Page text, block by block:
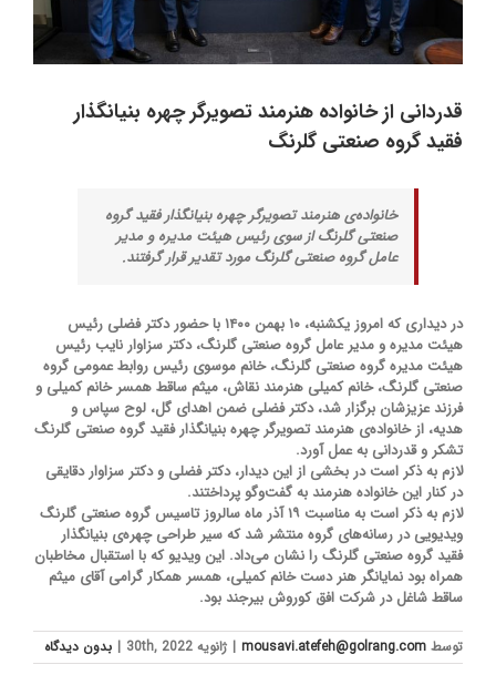
قدردانی از خانواده هنرمند تصویرگر چهره بنیانگذار
فقید گروه صنعتی گلرنگ
خانواده‌ی هنرمند تصویرگر چهره بنیانگذار فقید گروه
صنعتی گلرنگ از سوی رئیس هیئت مدیره و مدیر
عامل گروه صنعتی گلرنگ مورد تقدیر قرار گرفتند.
در دیداری که امروز یکشنبه، ۱۰ بهمن ۱۴۰۰ با حضور دکتر فضلی رئیس
هیئت مدیره و مدیر عامل گروه صنعتی گلرنگ، دکتر سزاوار نایب رئیس
هیئت مدیره گروه صنعتی گلرنگ، خانم موسوی رئیس روابط عمومی گروه
صنعتی گلرنگ، خانم کمیلی هنرمند نقاش، میثم ساقط همسر خانم کمیلی و
فرزند عزیزشان برگزار شد، دکتر فضلی ضمن اهدای گل، لوح سپاس و
هدیه، از خانواده‌ی هنرمند تصویرگر چهره بنیانگذار فقید گروه صنعتی گلرنگ
تشکر و قدردانی به عمل آورد.
لازم به ذکر است در بخشی از این دیدار، دکتر فضلی و دکتر سزاوار دقایقی
در کنار این خانواده هنرمند به گفت‌وگو پرداختند.
لازم به ذکر است به مناسبت ۱۹ آذر ماه سالروز تاسیس گروه صنعتی گلرنگ
ویدیویی در رسانه‌های گروه منتشر شد که سیر طراحی چهره‌ی بنیانگذار
فقید گروه صنعتی گلرنگ را نشان می‌داد. این ویدیو که با استقبال مخاطبان
همراه بود نمایانگر هنر دست خانم کمیلی، همسر همکار گرامی آقای میثم
ساقط شاغل در شرکت افق کوروش بیرجند بود.
توسط mousavi.atefeh@golrang.com
| ژانویه 30th, 2022 | بدون ديدگاه